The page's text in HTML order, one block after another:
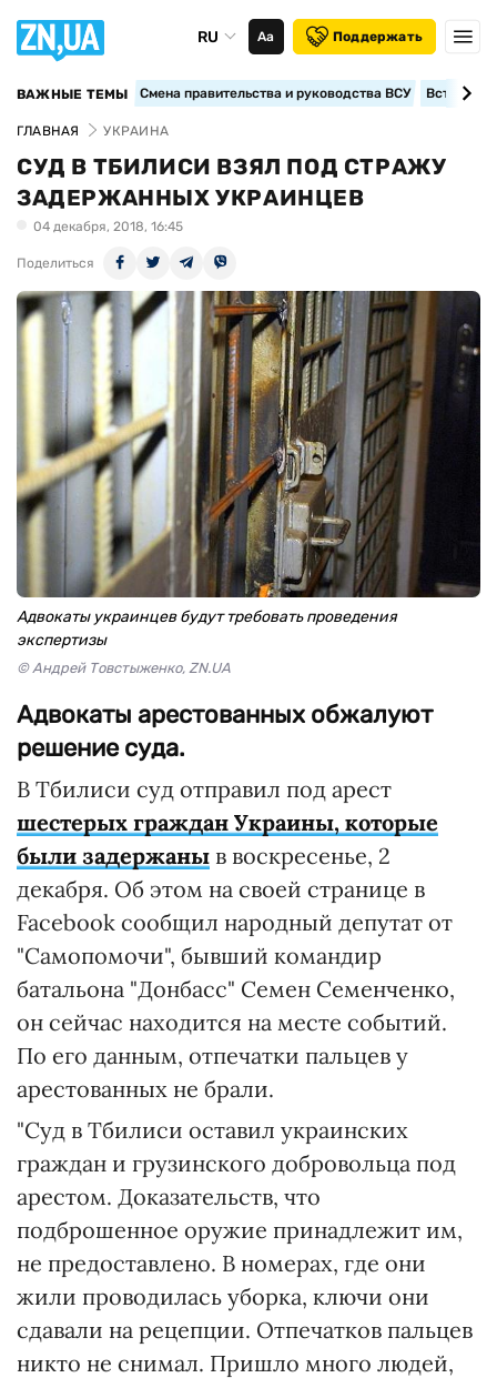
RU Аа Поддержать
ВАЖНЫЕ ТЕМЫ Смена правительства и руководства ВСУ
ГЛАВНАЯ УКРАИНА
СУД В ТБИЛИСИ ВЗЯЛ ПОД СТРАЖУ
ЗАДЕРЖАННЫХ УКРАИНЦЕВ
04 декабря, 2018, 16:45
Поделиться
Адвокаты украинцев будут требовать проведения
экспертизы
© Андрей Товстыженко, ZN.UA
Адвокаты арестованных обжалуют
решение суда.
В Тбилиси суд отправил под арест
шестерых граждан Украины, которые
были задержаны в воскресенье, 2
декабря. Об этом на своей странице в
Facebook сообщил народный депутат от
"Самопомочи", бывший командир
батальона "Донбасс" Семен Семенченко,
он сейчас находится на месте событий.
По его данным, отпечатки пальцев у
арестованных не брали.
"Суд в Тбилиси оставил украинских
граждан и грузинского добровольца под
арестом. Доказательств, что
подброшенное оружие принадлежит им,
не предоставлено. В номерах, где они
жили проводилась уборка, ключи они
сдавали на рецепции. Отпечатков пальцев
никто не снимал. Пришло много людей,